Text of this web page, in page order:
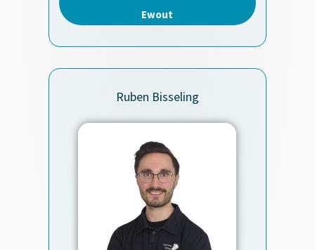
Ewout
Ruben Bisseling